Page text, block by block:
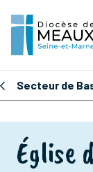
Secteur de
Église